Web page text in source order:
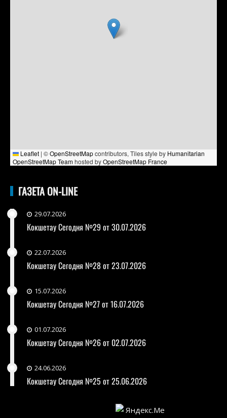
Leaflet | ©OpenStreetMapcontributors, Tiles style by Humanitarian
OpenStreetMap Teamhosted byOpenStreetMap France
ГАЗЕТА ON-LINE
29.07.2026
Кокшетау Сегодня №29 от 30.07.2026
22.07.2026
Кокшетау Сегодня №28 от 23.07.2026
15.07.2026
Кокшетау Сегодня №27 от 16.07.2026
01.07.2026
Кокшетау Сегодня №26 от 02.07.2026
24.06.2026
Кокшетау Сегодня №25 от 25.06.2026